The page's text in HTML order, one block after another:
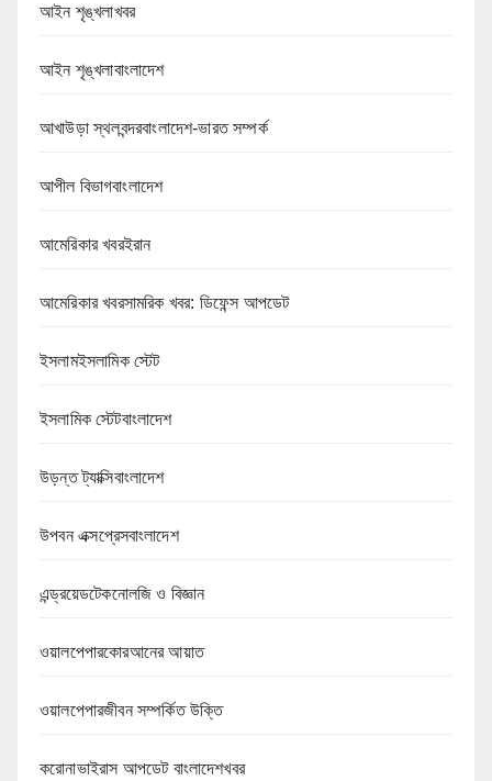
আইন শৃঙ্খলাখবর
আইন শৃঙ্খলাবাংলাদেশ
আখাউড়া স্থলবন্দরবাংলাদেশ-ভারত সম্পর্ক
আপীল বিভাগবাংলাদেশ
আমেরিকার খবরইরান
আমেরিকার খবরসামরিক খবর: ডিফেন্স আপডেট
ইসলামইসলামিক স্টেট
ইসলামিক স্টেটবাংলাদেশ
উড়ন্ত ট্যাক্সিবাংলাদেশ
উপবন এক্সপ্রেসবাংলাদেশ
এন্ড্রয়েডটেকনোলজি ও বিজ্ঞান
ওয়ালপেপারকোরআনের আয়াত
ওয়ালপেপারজীবন সম্পর্কিত উক্তি
করোনাভাইরাস আপডেট বাংলাদেশখবর